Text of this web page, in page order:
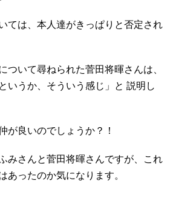
ては、本人達がきっぱりと否定され
ついて尋ねられた菅田将暉さんは、
いうか、そういう感じ」と 説明し
が良いのでしょうか？！
みさんと菅田将暉さんですが、これ
あったのか気になります。